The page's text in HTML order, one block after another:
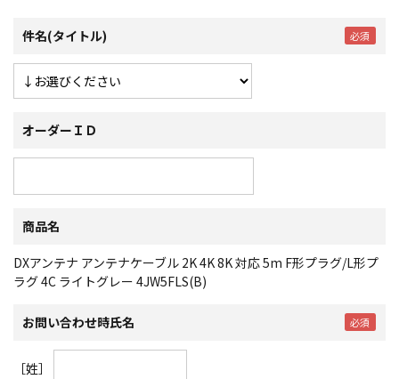
件名(タイトル)
オーダーＩＤ
商品名
DXアンテナ アンテナケーブル 2K 4K 8K 対応 5m F形プラグ/L形プ
ラグ 4C ライトグレー 4JW5FLS(B)
お問い合わせ時氏名
［姓］